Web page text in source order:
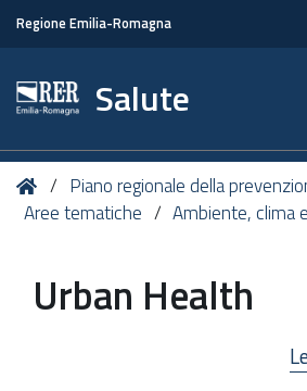
Regione Emilia-Romagna
Salute
Tu
sei
HomePiano regionale della
Aree tematiche
Ambiente, clima
Urban Health